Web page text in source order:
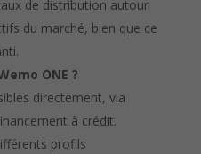
de distribution autour
du marché, bien que ce
ONE ?
directement, via
à crédit.
profils